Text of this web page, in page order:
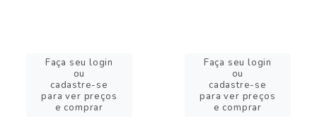
Faça seu login
ou
cadastre-se
para ver preços
e comprar
Faça seu login
ou
cadastre-se
para ver preços
e comprar